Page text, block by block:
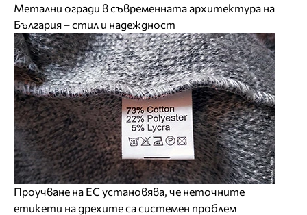
Метални огради в съвременната архитектура на
България – стил и надеждност
Проучване на ЕС установява, че неточните
етикети на дрехите са системен проблем